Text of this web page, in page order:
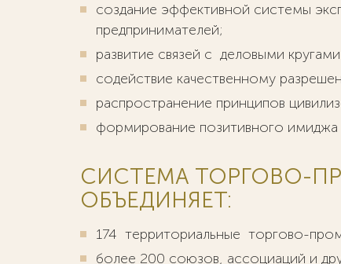
создание эффективной системы
предпринимателей;
развитие связей с деловыми
содействие качественному
распространение принципов
формирование позитивного имиджа
СИСТЕМА ТОРГОВО-
ОБЪЕДИНЯЕТ:
174 территориальные торгово-
более 200 союзов, ассоциаций и